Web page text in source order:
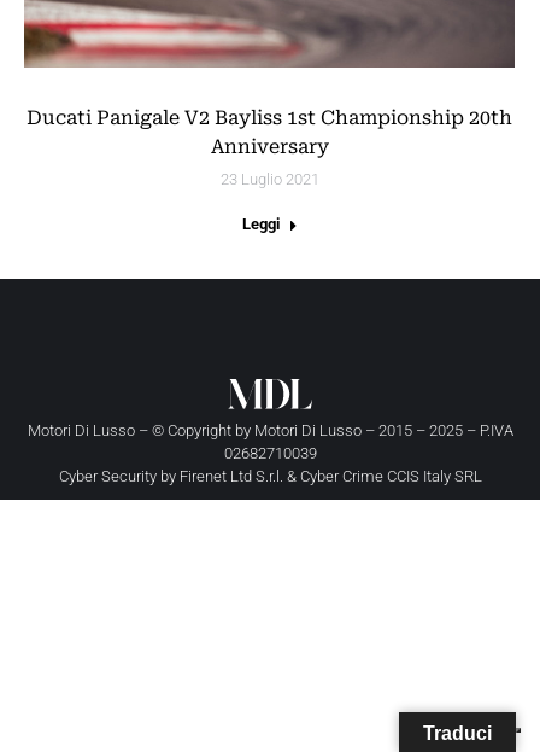
Ducati Panigale V2 Bayliss 1st Championship 20th
Anniversary
23 Luglio 2021
Leggi
Motori Di Lusso – © Copyright by Motori Di Lusso– 2015 – 2025 – P.IVA
02682710039
Cyber Security by Firenet Ltd S.r.l. & Cyber Crime CCIS Italy SRL
Traduci